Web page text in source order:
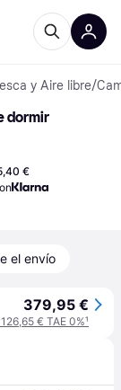
y Aire libre/
dormir
€
el envío
379,95 €
€ TAE 0%¹